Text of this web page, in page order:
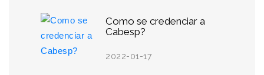
Como se credenciar a
Cabesp?
2022-01-17